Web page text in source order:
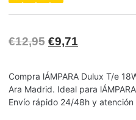
€12,95 €9,71
Compra lÁMPARA Dulux T/e
Ara Madrid. Ideal para
Envío rápido 24/48h y